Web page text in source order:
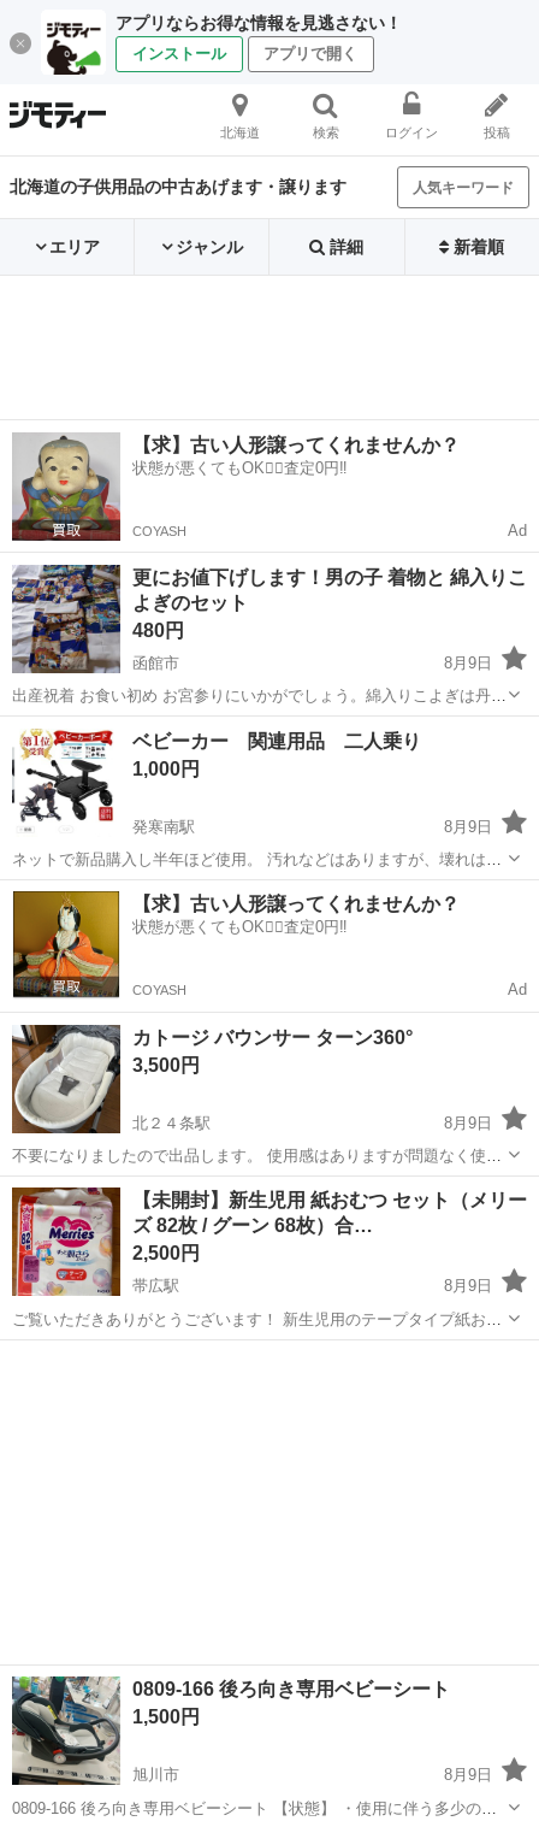
アプリならお得な情報を見逃さない！
インストール アプリで開く
北海道 検索 ログイン 投稿
北海道の子供用品の中古あげます・譲ります 人気キーワード
エリア ジャンル 詳細 新着順
【求】古い人形譲ってくれませんか？
状態が悪くてもOK🙆‍♀️査定0円‼️
COYASH Ad
更にお値下げします！男の子 着物と 綿入りこ
よぎのセット
480円
函館市
8月9日
出産祝着 お食い初め お宮参りにいかがでしょう。綿入りこよぎは丹前
代わり、お昼寝用に最適です。とても暖かいです。 メリンス、手縫い
未使用ですがタンス保管しておりました。 宜しくお願い致します。 綿
入りこよぎは ブルーと白...
北海道 函館市 キッズ用品
ベビーカー 関連用品 二人乗り
1,000円
発寒南駅
8月9日
ネットで新品購入し半年ほど使用。 汚れなどはありますが、壊れはな
いためお譲りします！ 聞きたいことや何かあれば問い合わせお願いし
ます！
北海道 札幌市 発寒南駅 キッズ用品
【求】古い人形譲ってくれませんか？
状態が悪くてもOK🙆‍♀️査定0円‼️
COYASH Ad
カトージ バウンサー ターン360°
3,500円
北２４条駅
8月9日
不要になりましたので出品します。 使用感はありますが問題なく使え
ます 購入の際は素人管理中古品のため ご了承の上ご購入ください。
自宅に取りに来れる方限定でお願いします
北海道 札幌市 北２４条駅 ベビー用品
【未開封】新生児用 紙おむつ セット（メリー
ズ 82枚 / グーン 68枚）合…
2,500円
帯広駅
8月9日
ご覧いただきありがとうございます！ 新生児用のテープタイプ紙おむ
つ2点セットです。 サイズアウトしてしまったため出品いたします。
0809-166 後ろ向き専用ベビーシート
1,500円
旭川市
8月9日
0809-166 後ろ向き専用ベビーシート 【状態】 ・使用に伴う多少のス